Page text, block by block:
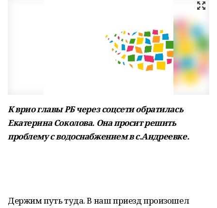
К врио главы РБ через соцсети обратилась
Екатерина Соколова. Она просит решить
проблему с водоснабжением в с.Андреевке.
Держим путь туда. В наш приезд произошел